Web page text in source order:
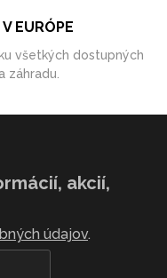
EURÓPE
všetkých dostupných
záhradu.
akcií,
údajov.